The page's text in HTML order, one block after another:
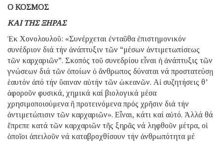
Ο ΚΟΣΜΟΣ
ΚΑΙ ΤΗΣ ΞΗΡΑΣ
Ἐκ Χονολουλοῦ: «Συνέρχεται ἐνταῦθα ἐπιστημονικόν
συνέδριον διά τήν ἀνάπτυξιν τῶν “μέσων ἀντιμετωπίσεως
τῶν καρχαριῶν”. Σκοπός τοῦ συνεδρίου εἶναι ἡ ἀνάπτυξις τῶν
γνώσεων διά τῶν ὁποίων ὁ ἄνθρωπος δύναται νά προστατεύσῃ
ἑαυτόν ἀπό τήν ὕαιναν αὐτήν τῶν ὠκεανῶν. Αἱ συζητήσεις θ’
ἀφοροῦν φυσικά, χημικά καί βιολογικά μέσα
χρησιμοποιούμενα ἤ προτεινόμενα πρός χρῆσιν διά τήν
ἀντιμετώπισιν τῶν καρχαριῶν». Εἶναι, κάτι καί αὐτό. Ἀλλά θά
ἔπρεπε κατά τῶν καρχαριῶν τῆς ξηρᾶς νά ληφθοῦν μέτρα, οἱ
ὁποῖοι ἀπειλοῦν νά καταβροχθίσουν τήν ἀνθρωπότητα μέ